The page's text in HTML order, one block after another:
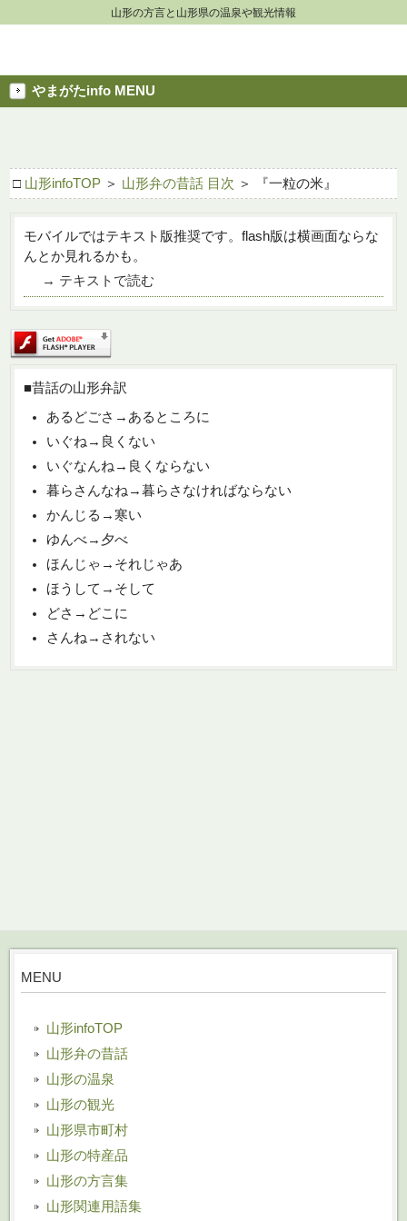
山形の方言と山形県の温泉や観光情報
やまがたinfo MENU
□ 山形infoTOP ＞ 山形弁の昔話 目次 ＞ 『一粒の米』
モバイルではテキスト版推奨です。flash版は横画面ならな
んとか見れるかも。
→ テキストで読む
■昔話の山形弁訳
あるどごさ→あるところに
いぐね→良くない
いぐなんね→良くならない
暮らさんなね→暮らさなければならない
かんじる→寒い
ゆんべ→夕べ
ほんじゃ→それじゃあ
ほうして→そして
どさ→どこに
さんね→されない
MENU
山形infoTOP
山形弁の昔話
山形の温泉
山形の観光
山形県市町村
山形の特産品
山形の方言集
山形関連用語集